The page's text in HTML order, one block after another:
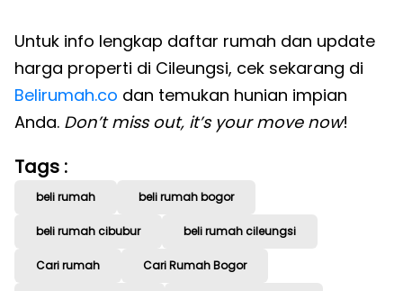
Untuk info lengkap daftar rumah dan update
harga properti di Cileungsi, cek sekarang di
Belirumah.co dan temukan hunian impian
Anda. Don’t miss out, it’s your move now!
Tags :
beli rumah beli rumah bogor
beli rumah cibubur beli rumah cileungsi
Cari rumah Cari Rumah Bogor